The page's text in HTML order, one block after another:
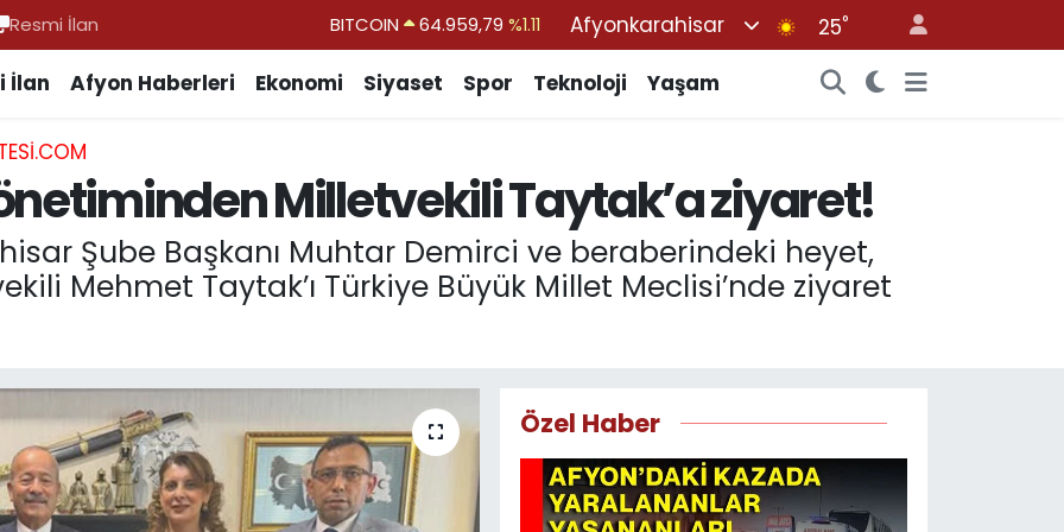
Resmi İlan DOLAR 47,7436%0.18
BİST100
13.779%-14
BITCOIN
64.959,79 %1.11
Afyonkarahisar 25°
İlan Afyon Haberleri Ekonomi Siyaset Spor Teknoloji Yaşam
Milletvekili Taytak’a ziyaret!
Şube Başkanı Muhtar Demirci ve beraberindeki heyet,
Mehmet Taytak’ı Türkiye Büyük Millet Meclisi’nde ziyaret
Özel Haber